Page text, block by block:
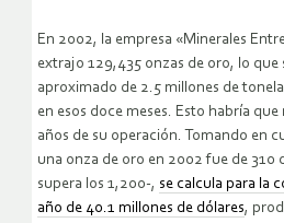
En 2002, la empresa «Minerales
extrajo 129,435 onzas de oro, lo
aproximado de 2.5 millones de
en esos doce meses. Esto habría
años de su operación. Tomando en
una onza de oro en 2002 fue de 310
supera los 1,200-, se calcula para la
año de 40.1 millones de dólares,